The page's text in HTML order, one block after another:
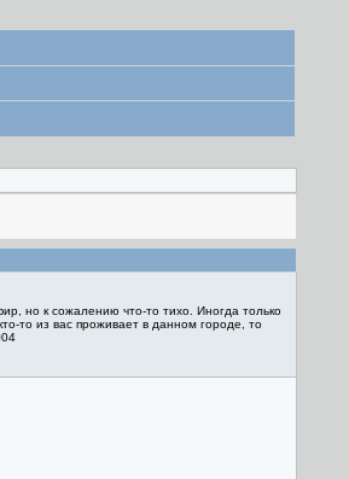
но к сожалению что-то тихо. Иногда только
то из вас проживает в данном городе, то